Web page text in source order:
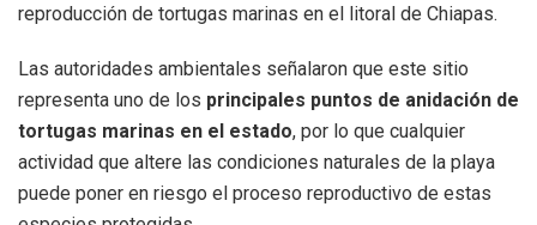
reproducción de tortugas marinas en el litoral de Chiapas.
Las autoridades ambientales señalaron que este sitio
representa uno de los principales puntos de anidación de
tortugas marinas en el estado, por lo que cualquier
actividad que altere las condiciones naturales de la playa
puede poner en riesgo el proceso reproductivo de estas